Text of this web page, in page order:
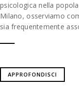
psicologica nella
Milano, osserviamo
sia frequentemente
APPROFONDISCI